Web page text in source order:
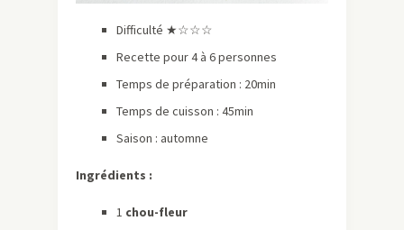
Difficulté ★☆☆☆
Recette pour 4 à 6 personnes
Temps de préparation : 20min
Temps de cuisson : 45min
Saison : automne
Ingrédients :
1 chou-fleur